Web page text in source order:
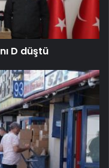
D düştü